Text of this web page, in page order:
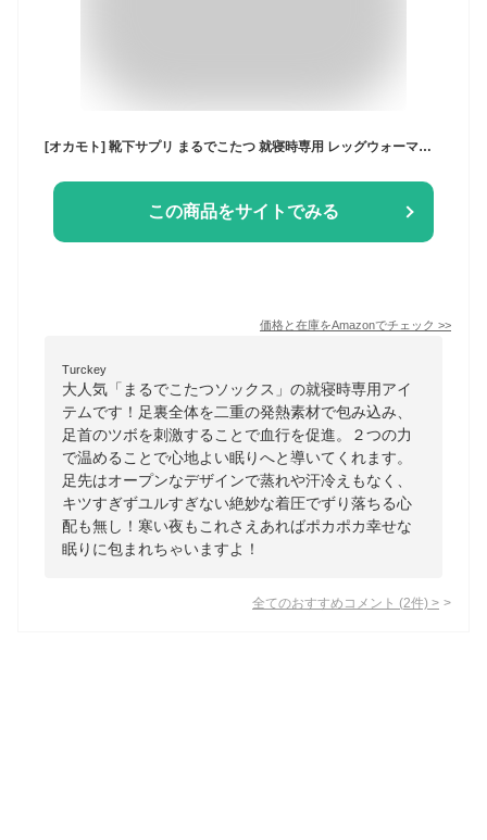
[オカモト] 靴下サプリ まるでこたつ 就寝時専用 レッグウォーマー おやすみスイッチ 938-994 レディース 【就寝時専用タイプ】 ピンク 22.0-25.0 cm
この商品をサイトでみる
価格と在庫をAmazonでチェック >>
Turckey
大人気「まるでこたつソックス」の就寝時専用アイ
テムです！足裏全体を二重の発熱素材で包み込み、
足首のツボを刺激することで血行を促進。２つの力
で温めることで心地よい眠りへと導いてくれます。
足先はオープンなデザインで蒸れや汗冷えもなく、
キツすぎずユルすぎない絶妙な着圧でずり落ちる心
配も無し！寒い夜もこれさえあればポカポカ幸せな
眠りに包まれちゃいますよ！
全てのおすすめコメント (2件) >